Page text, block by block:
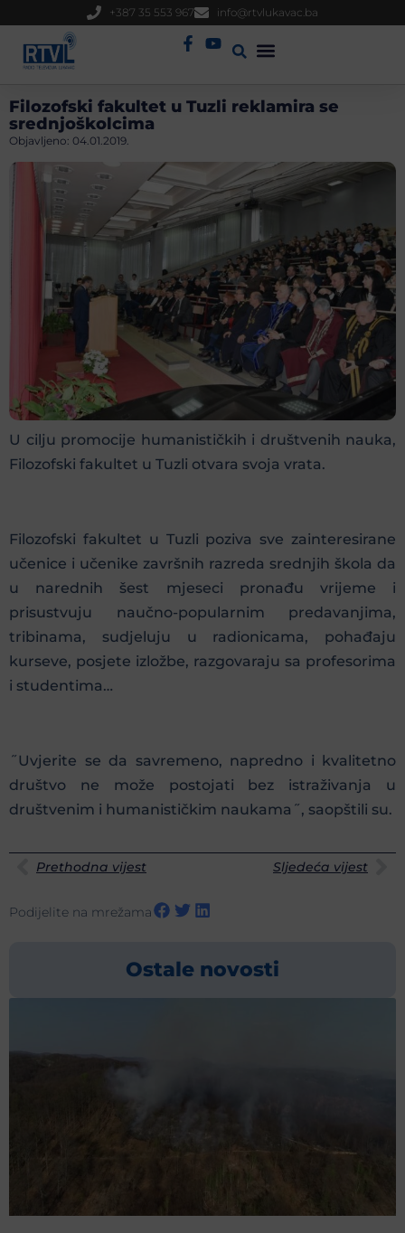
+387 35 553 967 info@rtvlukavac.ba
Filozofski fakultet u Tuzli reklamira se
srednjoškolcima
Objavljeno: 04.01.2019.
U cilju promocije humanističkih i društvenih nauka,
Filozofski fakultet u Tuzli otvara svoja vrata.
Filozofski fakultet u Tuzli poziva sve zainteresirane
učenice i učenike završnih razreda srednjih škola da
u narednih šest mjeseci pronađu vrijeme i
prisustvuju naučno-popularnim predavanjima,
tribinama, sudjeluju u radionicama, pohađaju
kurseve, posjete izložbe, razgovaraju sa profesorima
i studentima…
˝Uvjerite se da savremeno, napredno i kvalitetno
društvo ne može postojati bez istraživanja u
društvenim i humanističkim naukama˝, saopštili su.
Prethodna vijest Sljedeća vijest
Podijelite na mrežama
Ostale novosti